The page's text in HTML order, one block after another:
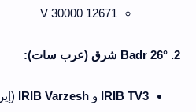
12671 V 30000
2. Badr 26° شرق (عرب سات):
IRIB TV3 و IRIB Varzesh